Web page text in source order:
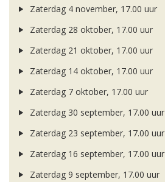
Zaterdag 4 november, 17.00 uur
Zaterdag 28 oktober, 17.00 uur
Zaterdag 21 oktober, 17.00 uur
Zaterdag 14 oktober, 17.00 uur
Zaterdag 7 oktober, 17.00 uur
Zaterdag 30 september, 17.00 uur
Zaterdag 23 september, 17.00 uur
Zaterdag 16 september, 17.00 uur
Zaterdag 9 september, 17.00 uur